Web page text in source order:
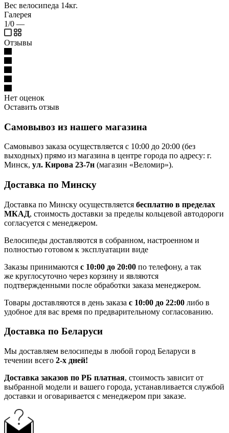
Вес велосипеда 14кг.
Галерея
1/0 —
Отзывы
Нет оценок
Оставить отзыв
Самовывоз из нашего магазина
Самовывоз заказа осуществляется с 10:00 до 20:00 (без
выходных) прямо из магазина в центре города по адресу: г.
Минск, ул. Кирова 23-7н (магазин «Веломир»).
Доставка по Минску
Доставка по Минску осуществляется бесплатно в пределах
МКАД, стоимость доставки за пределы кольцевой автодороги
согласуется с менеджером.
Велосипеды доставляются в собранном, настроенном и
полностью готовом к эксплуатации виде
Заказы принимаются с 10:00 до 20:00 по телефону, а так
же круглосуточно через корзину и являются
подтвержденными после обработки заказа менеджером.
Товары доставляются в день заказа с 10:00 до 22:00 либо в
удобное для вас время по предварительному согласованию.
Доставка по Беларуси
Мы доставляем велосипеды в любой город Беларуси в
течении всего 2-х дней!
Доставка заказов по РБ платная, стоимость зависит от
выбранной модели и вашего города, устанавливается службой
доставки и оговаривается с менеджером при заказе.